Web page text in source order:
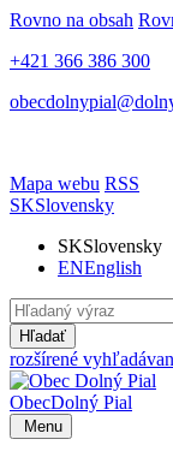
Rovno na obsah
+421 366 386 300
Mapa webu RSS
SKSlovensky
SKSlovensky
ENEnglish
Hľadať
rozšírené
ObecDolný Pial
Menu